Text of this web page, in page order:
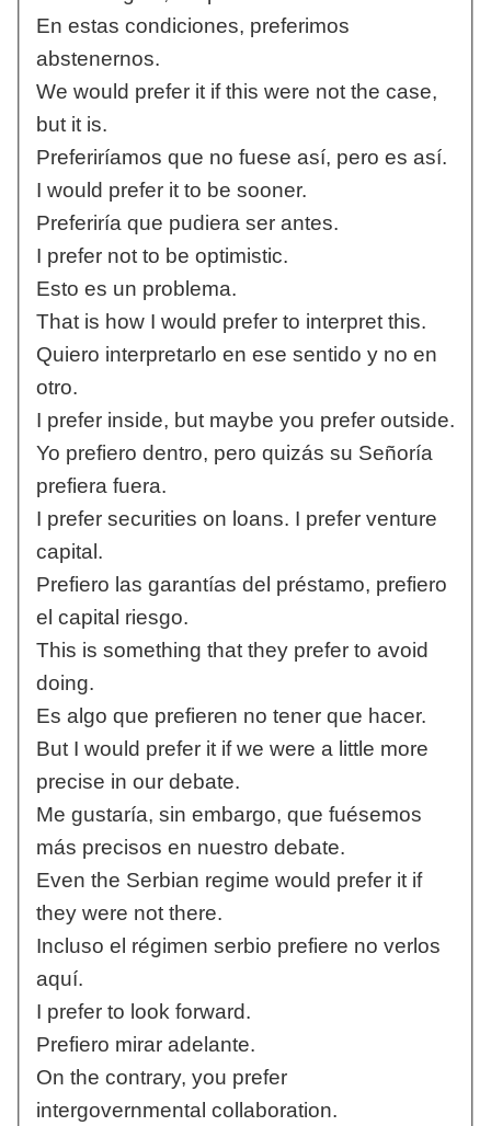
En estas condiciones, preferimos
abstenernos.
We would prefer it if this were not the case,
but it is.
Preferiríamos que no fuese así, pero es así.
I would prefer it to be sooner.
Preferiría que pudiera ser antes.
I prefer not to be optimistic.
Esto es un problema.
That is how I would prefer to interpret this.
Quiero interpretarlo en ese sentido y no en
otro.
I prefer inside, but maybe you prefer outside.
Yo prefiero dentro, pero quizás su Señoría
prefiera fuera.
I prefer securities on loans. I prefer venture
capital.
Prefiero las garantías del préstamo, prefiero
el capital riesgo.
This is something that they prefer to avoid
doing.
Es algo que prefieren no tener que hacer.
But I would prefer it if we were a little more
precise in our debate.
Me gustaría, sin embargo, que fuésemos
más precisos en nuestro debate.
Even the Serbian regime would prefer it if
they were not there.
Incluso el régimen serbio prefiere no verlos
aquí.
I prefer to look forward.
Prefiero mirar adelante.
On the contrary, you prefer
intergovernmental collaboration.